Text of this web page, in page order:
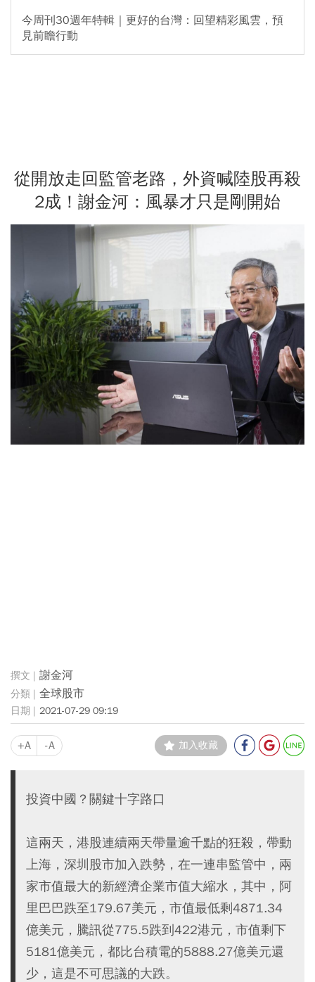
今周刊30週年特輯｜更好的台灣：回望精彩風雲，預
見前瞻行動
從開放走回監管老路，外資喊陸股再殺
2成！謝金河：風暴才只是剛開始
謝金河
全球股市
2021-07-29 09:19
+A -A 加入收藏
投資中國？關鍵十字路口
這兩天，港股連續兩天帶量逾千點的狂殺，帶動
上海，深圳股市加入跌勢，在一連串監管中，兩
家市值最大的新經濟企業市值大縮水，其中，阿
里巴巴跌至179.67美元，市值最低剩4871.34
億美元，騰訊從775.5跌到422港元，市值剩下
5181億美元，都比台積電的5888.27億美元還
少，這是不可思議的大跌。